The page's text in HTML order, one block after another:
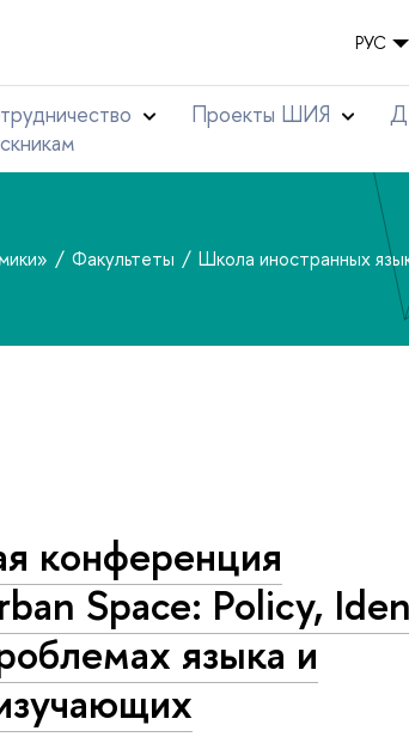
РУС
Проекты ШИЯ
Факультеты Школа иностранных
конференция
Space: Policy,
языка и